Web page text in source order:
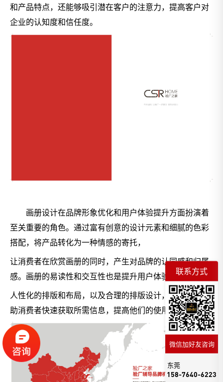
和产品特点，还能够吸引潜在客户的注意力，提高客户对
企业的认知度和信任度。
画册设计在品牌形象优化和用户体验提升方面扮演着
至关重要的角色。通过富有创意的设计元素和细腻的色彩
搭配，将产品转化为一种情感的寄托，
让消费者在欣赏画册的同时，产生对品牌的认同感和归属
感。画册的易读性和交互性也是提升用户体验的关键。
人性化的排版和布局，以及合理的排版设计，画册能够帮
助消费者快速获取所需信息，提高他们的使用效率。
联系方式
微信加好友咨询
东莞
158-7640-6223